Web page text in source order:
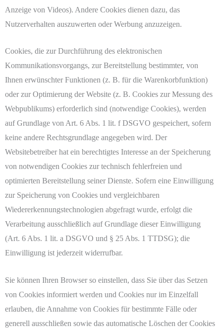
Anzeige von Videos). Andere Cookies dienen dazu, das
Nutzerverhalten auszuwerten oder Werbung anzuzeigen.
Cookies, die zur Durchführung des elektronischen
Kommunikationsvorgangs, zur Bereitstellung bestimmter, von
Ihnen erwünschter Funktionen (z. B. für die Warenkorbfunktion)
oder zur Optimierung der Website (z. B. Cookies zur Messung des
Webpublikums) erforderlich sind (notwendige Cookies), werden
auf Grundlage von Art. 6 Abs. 1 lit. f DSGVO gespeichert, sofern
keine andere Rechtsgrundlage angegeben wird. Der
Websitebetreiber hat ein berechtigtes Interesse an der Speicherung
von notwendigen Cookies zur technisch fehlerfreien und
optimierten Bereitstellung seiner Dienste. Sofern eine Einwilligung
zur Speicherung von Cookies und vergleichbaren
Wiedererkennungstechnologien abgefragt wurde, erfolgt die
Verarbeitung ausschließlich auf Grundlage dieser Einwilligung
(Art. 6 Abs. 1 lit. a DSGVO und § 25 Abs. 1 TTDSG); die
Einwilligung ist jederzeit widerrufbar.
Sie können Ihren Browser so einstellen, dass Sie über das Setzen
von Cookies informiert werden und Cookies nur im Einzelfall
erlauben, die Annahme von Cookies für bestimmte Fälle oder
generell ausschließen sowie das automatische Löschen der Cookies